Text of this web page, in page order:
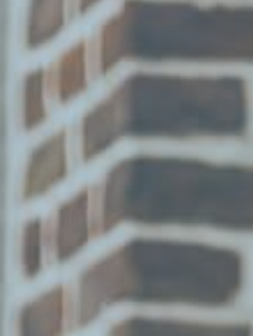
Anders